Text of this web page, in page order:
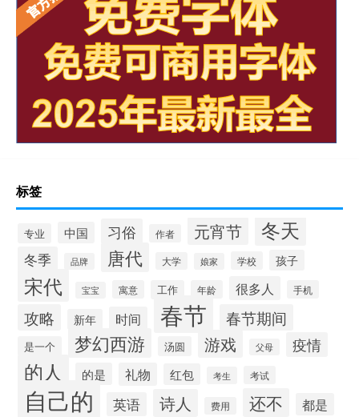
标签
专业 中国 习俗 作者 元宵节 冬天
冬季 品牌 唐代 大学 娘家 学校 孩子
宋代 宝宝 寓意 工作 年龄 很多人 手机
攻略 新年 时间 春节 春节期间
是一个 梦幻西游 汤圆 游戏 父母 疫情
的人 的是 礼物 红包 考生 考试
自己的 英语 诗人 费用 还不 都是